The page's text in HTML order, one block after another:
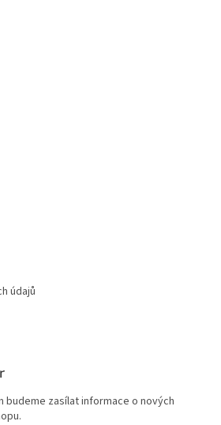
údajů
budeme zasílat informace o nových